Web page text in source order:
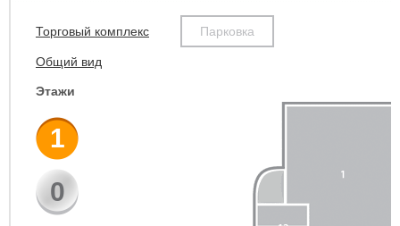
Торговый комплекс Парковка
Общий вид
Этажи
1
0